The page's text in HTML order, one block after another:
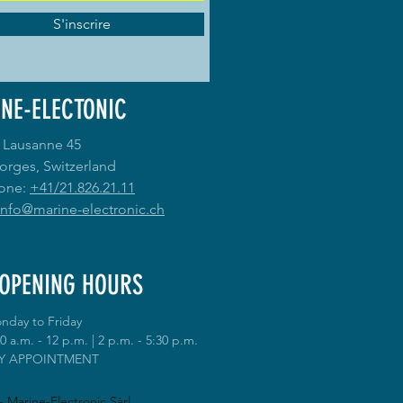
S'inscrire
ELECTONIC
45
Switzerland
+41/21.826.21.11
electronic.ch
HOURS
to Friday
a.m. - 12 p.m. | 2 p.m. - 5:30 p.m.
APPOINTMENT